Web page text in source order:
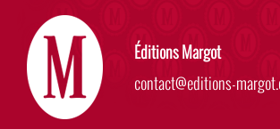
Éditions Margot
contact@editions-